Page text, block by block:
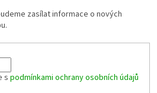
zasílat informace o nových
s podmínkami ochrany osobních údajů